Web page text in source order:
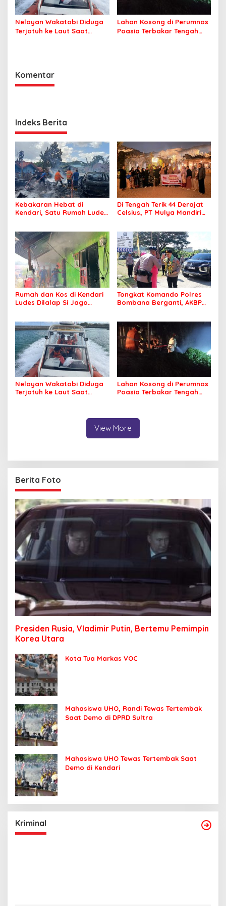
Nelayan Wakatobi Diduga
Terjatuh ke Laut Saat
Lahan Kosong di Perumnas
Poasia Terbakar Tengah
Komentar
Indeks Berita
Kebakaran Hebat di
Kendari, Satu Rumah Ludes
Di Tengah Terik 44 Derajat
Celsius, PT Mulya Mandiri
Nyaman Beribadah
Rumah dan Kos di Kendari
Ludes Dilalap Si Jago
Tongkat Komando Polres
Bombana Berganti, AKBP
Nelayan Wakatobi Diduga
Terjatuh ke Laut Saat
Lahan Kosong di Perumnas
Poasia Terbakar Tengah
View More
Berita Foto
Presiden Rusia, Vladimir Putin, Bertemu Pemimpin
Korea Utara
Kota Tua Markas VOC
Mahasiswa UHO, Randi Tewas Tertembak
Saat Demo di DPRD Sultra
Mahasiswa UHO Tewas Tertembak Saat
Demo di Kendari
Kriminal